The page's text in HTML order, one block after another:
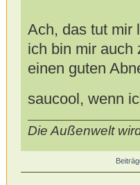
Ach, das tut mir
ich bin mir auch
einen guten
saucool, wenn
Die Außenwelt